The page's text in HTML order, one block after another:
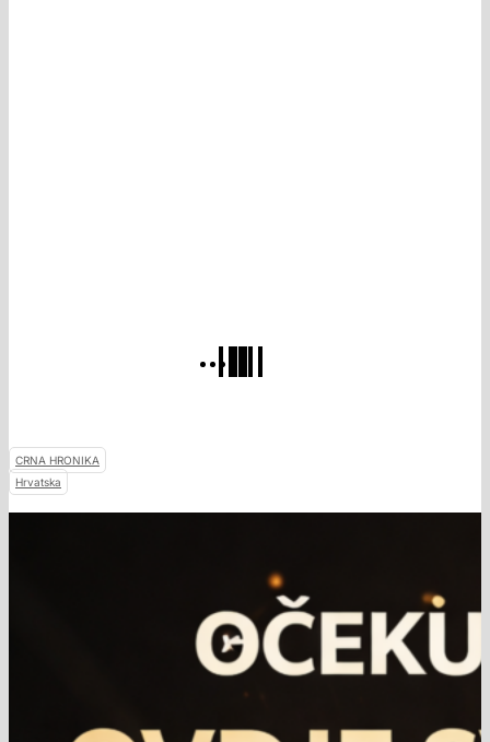
CRNA HRONIKA
Hrvatska